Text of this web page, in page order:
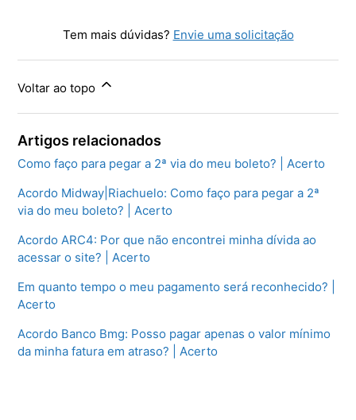
Tem mais dúvidas? Envie uma solicitação
Voltar ao topo
Artigos relacionados
Como faço para pegar a 2ª via do meu boleto? | Acerto
Acordo Midway|Riachuelo: Como faço para pegar a 2ª
via do meu boleto? | Acerto
Acordo ARC4: Por que não encontrei minha dívida ao
acessar o site? | Acerto
Em quanto tempo o meu pagamento será reconhecido? |
Acerto
Acordo Banco Bmg: Posso pagar apenas o valor mínimo
da minha fatura em atraso? | Acerto